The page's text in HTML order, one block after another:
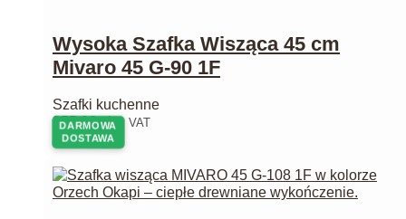
DARMOWA
DOSTAWA
Wysoka Szafka Wisząca 45 cm
Mivaro 45 G-90 1F
Szafki kuchenne
255,00zł z VAT